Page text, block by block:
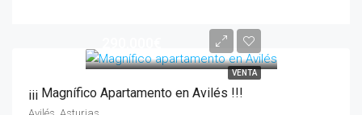
VENTA
¡¡¡ Magnífico Apartamento en Avilés !!!